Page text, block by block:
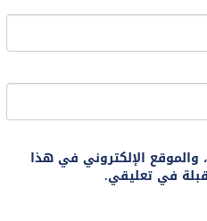
الإلكتروني في هذا
في تعليقي.